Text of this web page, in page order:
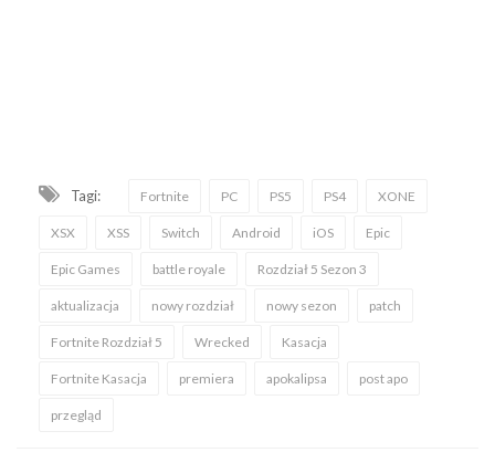
Tagi: Fortnite PC PS5 PS4 XONE
XSX XSS Switch Android iOS Epic
Epic Games battle royale Rozdział 5 Sezon 3
aktualizacja nowy rozdział nowy sezon patch
Fortnite Rozdział 5 Wrecked Kasacja
Fortnite Kasacja premiera apokalipsa post apo
przegląd